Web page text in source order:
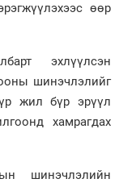
өөр
эхлүүлсэн
шинэчлэлийг
жил бүр эрүүл
хамрагдах
шинэчлэлийн